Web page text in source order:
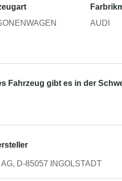
AUDI
Fahrzeug gibt es in der
D-85057 INGOLSTADT